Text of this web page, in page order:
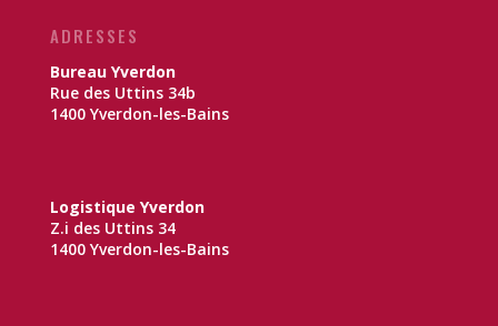
ADRESSES
Bureau Yverdon
Rue des Uttins 34b
1400 Yverdon-les-Bains
Logistique Yverdon
Z.i des Uttins 34
1400 Yverdon-les-Bains